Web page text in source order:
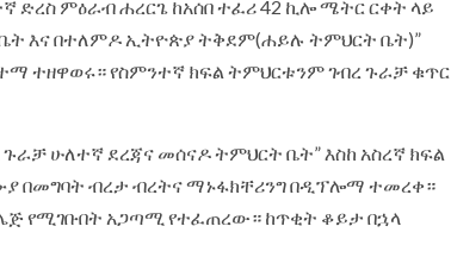
ድረስ ምዕራብ ሐረርጌ ከአሰበ ተፈሪ 42 ኪሎ ሜትር ርቀት ላይ
እና በተለምዶ ኢትዮጵያ ትቅደም(ሐይሉ ትምህርት ቤት)”
ተዘዋወሩ። የስምንተኛ ክፍል ትምህርቱንም ገብረ ጉራቻ ቁጥር
ሁለተኛ ደረጃና መሰናዶ ትምህርት ቤት” እስከ አስረኛ ክፍል
በመግባት ብረታ ብረትና ማኑፋክቸሪንግ በዲፕሎማ ተመረቀ።
የሚገቡበት አጋጣሚ የተፈጠረው። ከጥቂት ቆይታ በኋላ